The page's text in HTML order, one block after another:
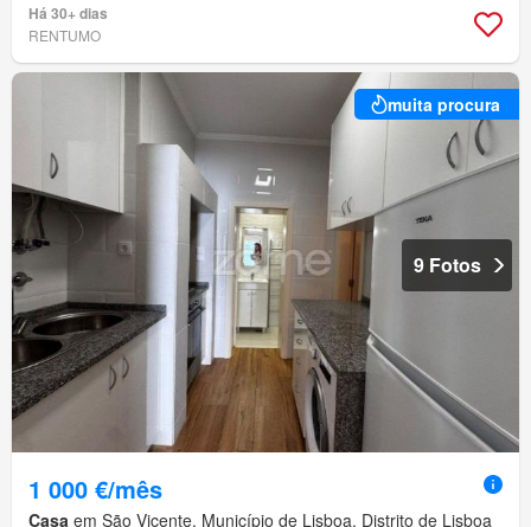
Há 30+ dias
RENTUMO
muita procura
9 Fotos
1 000 €/mês
Casa em São Vicente, Município de Lisboa, Distrito de Lisboa